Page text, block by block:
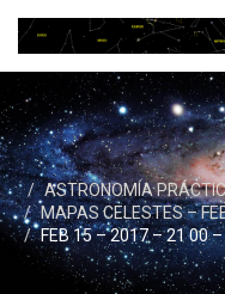
ASTRONOMÍA
MAPAS CELESTES –
FEB 15 – 2017 – 21 00